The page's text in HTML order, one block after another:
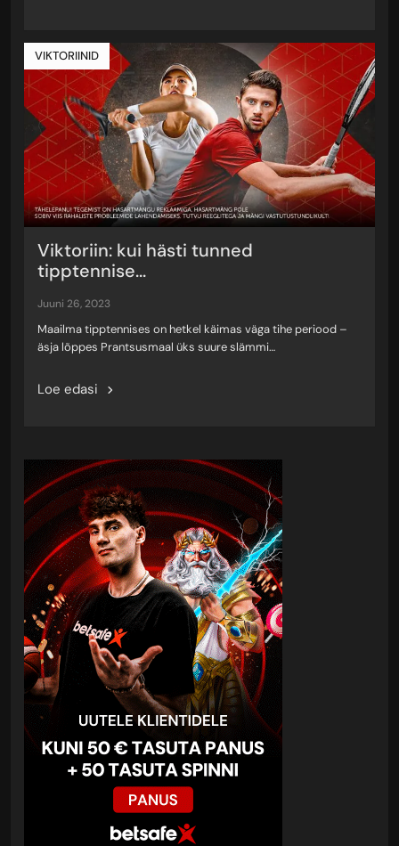
VIKTORIINID
Viktoriin: kui hästi tunned
tipptennise...
juuni 26, 2023
Maailma tipptennises on hetkel käimas väga tihe periood –
äsja lõppes Prantsusmaal üks suure slämmi…
Loe edasi